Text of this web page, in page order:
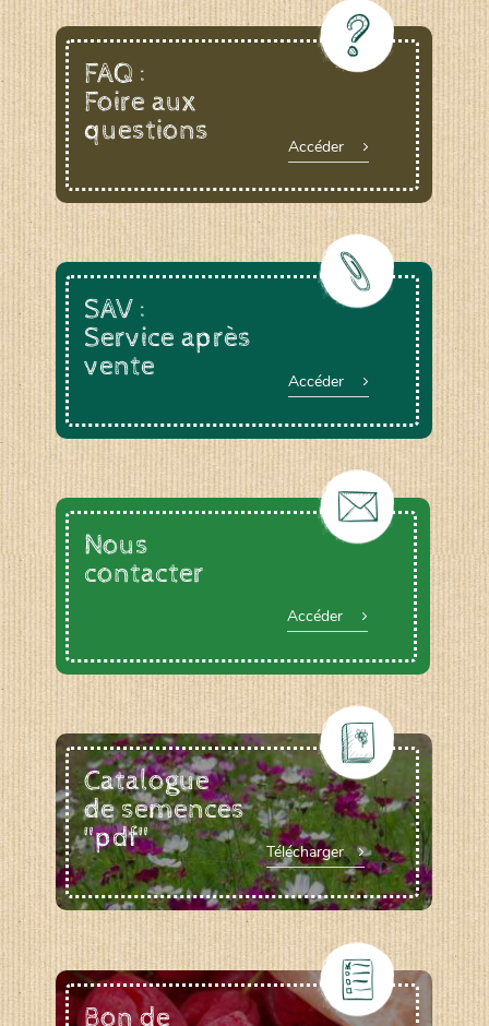
FAQ :
Foire aux
questions
Accéder
SAV :
Service après
vente
Accéder
Nous
contacter
Accéder
Catalogue
de semences
"pdf"
Télécharger
Bon de